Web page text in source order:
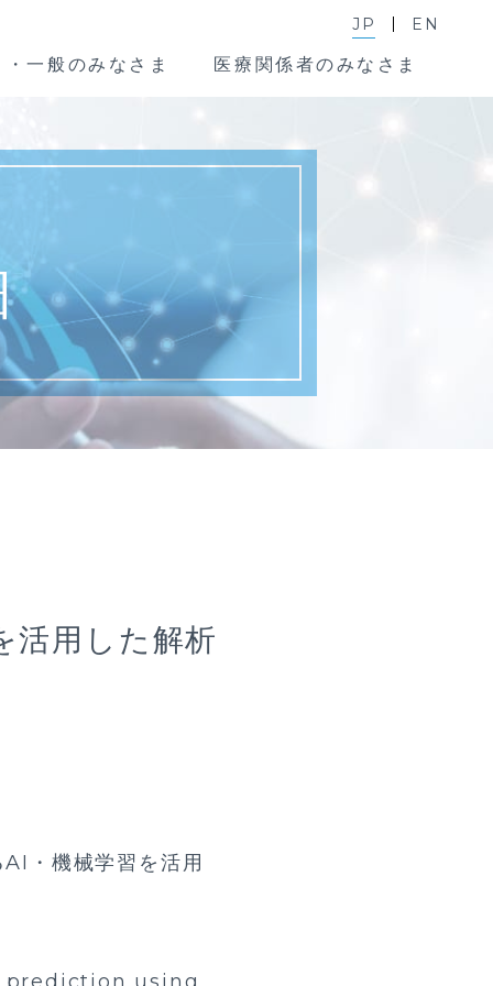
JP EN
一般のみなさま 医療関係者のみなさま
活用した解析
・機械学習を活用